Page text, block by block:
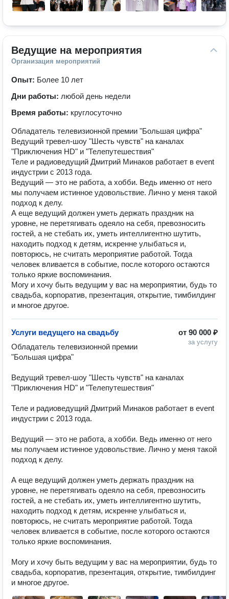
Ведущие на мероприятия
Организация мероприятий
Опыт: Более 10 лет
Дни работы: любой день недели
Время работы: круглосуточно
Обладатель телевизионной премии "Большая цифра"
Ведущий тревел-шоу "Шесть чувств" на каналах
"Приключения HD" и "Телепутешествия"
Теле и радиоведущий Дмитрий Минаков работает в event
индустрии с 2013 года.
Ведущий — это не работа, а хобби. Ведь именно от него
мы получаем истинное удовольствие. Лично у меня такой
подход к делу.
А еще ведущий должен уметь держать праздник на
уровне, не перетягивать одеяло на себя, превозносить
гостей, а не стебать их, уметь интеллигентно шутить,
находить подход к детям, искренне улыбаться и,
повторюсь, не считать мероприятие работой. Тогда
человек вливается в событие, после которого остаются
только яркие воспоминания.
Могу и хочу быть ведущим у вас на мероприятии, будь то
свадьба, корпоратив, презентация, открытие, тимбилдинг
и многое другое.
от 90 000 ₽
за услугу
Услуги ведущего на свадьбу
Обладатель телевизионной премии
"Большая цифра"
Ведущий тревел-шоу "Шесть чувств" на каналах
"Приключения HD" и "Телепутешествия"
Теле и радиоведущий Дмитрий Минаков работает в event
индустрии с 2013 года.
Ведущий — это не работа, а хобби. Ведь именно от него
мы получаем истинное удовольствие. Лично у меня такой
подход к делу.
А еще ведущий должен уметь держать праздник на
уровне, не перетягивать одеяло на себя, превозносить
гостей, а не стебать их, уметь интеллигентно шутить,
находить подход к детям, искренне улыбаться и,
повторюсь, не считать мероприятие работой. Тогда
человек вливается в событие, после которого остаются
только яркие воспоминания.
Могу и хочу быть ведущим у вас на мероприятии, будь то
свадьба, корпоратив, презентация, открытие, тимбилдинг